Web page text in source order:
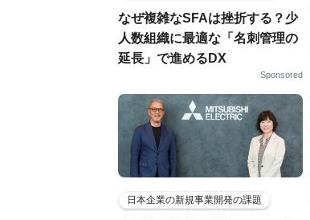
なぜ複雑なSFAは挫折する？少
人数組織に最適な「名刺管理の
延長」で進めるDX
Sponsored
日本企業の新規事業開発の課題